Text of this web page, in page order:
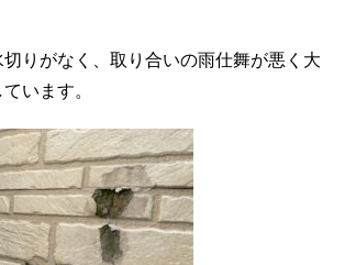
りがなく、取り合いの雨仕舞が悪く大
います。